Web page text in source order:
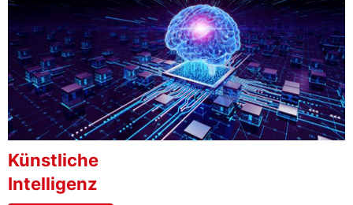
Künstliche
Intelligenz